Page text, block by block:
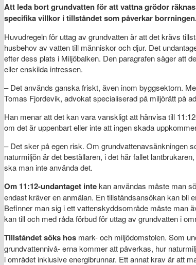
Att leda bort grundvatten för att vattna grödor
specifika villkor i tillståndet som påverkar
Huvudregeln för uttag av grundvatten är att det krävs
husbehov av vatten till människor och djur. Det
efter dess plats i Miljöbalken. Den paragrafen säger att
eller enskilda intressen.
– Det används ganska friskt, även inom byggsektorn.
Tomas Fjordevik, advokat specialiserad på miljörätt på
Han menar att det kan vara vanskligt att hänvisa till
om det är uppenbart eller inte att ingen skada
– Det sker på egen risk. Om grundvattenavsänkningen
naturmiljön är det beställaren, i det här fallet
ska man inte använda det.
Om 11:12-undantaget intekan användas måste man
endast kräver en anmälan. En tillståndsansökan kan bli
Befinner man sig i ett vattenskyddsområde måste man
kan till och med råda förbud för uttag av grundvatten i
Tillståndet söks hos mark- och miljödomstolen. Som
grundvattennivå- erna kommer att påverkas, hur
i området inklusive energibrunnar. Ett annat krav är att